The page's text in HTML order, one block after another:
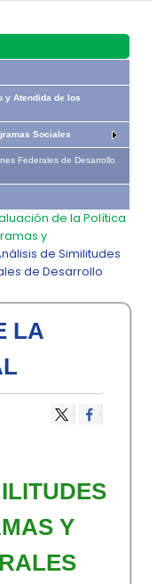
y Atendida de los
Sociales
Federales de Desarrollo
de la Política
y
de Similitudes
de Desarrollo
LA
Y